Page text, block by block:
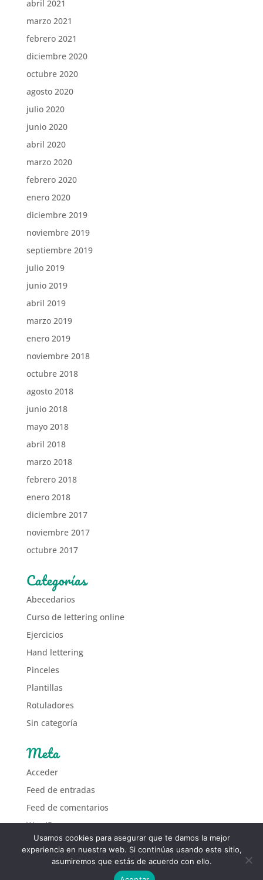
abril 2021
marzo 2021
febrero 2021
diciembre 2020
octubre 2020
agosto 2020
julio 2020
junio 2020
abril 2020
marzo 2020
febrero 2020
enero 2020
diciembre 2019
noviembre 2019
septiembre 2019
julio 2019
junio 2019
abril 2019
marzo 2019
enero 2019
noviembre 2018
octubre 2018
agosto 2018
junio 2018
mayo 2018
abril 2018
marzo 2018
febrero 2018
enero 2018
diciembre 2017
noviembre 2017
octubre 2017
Categorías
Abecedarios
Curso de lettering online
Ejercicios
Hand lettering
Pinceles
Plantillas
Rotuladores
Sin categoría
Meta
Acceder
Feed de entradas
Feed de comentarios
WordPress.org
Usamos cookies para asegurar que te damos la mejor
experiencia en nuestra web. Si continúas usando este sitio,
asumiremos que estás de acuerdo con ello.